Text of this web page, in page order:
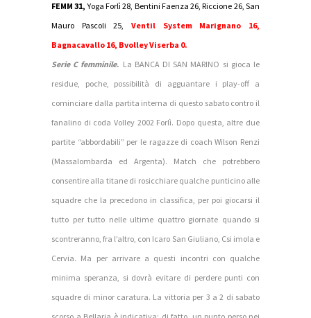
FEMM 31,Yoga Forlì 28, Bentini Faenza 26, Riccione 26, San
Mauro Pascoli 25, Ventil System Marignano 16,
Bagnacavallo 16, Bvolley Viserba 0.
Serie C femminile. La BANCA DI SAN MARINO si gioca le
residue, poche, possibilità di agguantare i play-off a
cominciare dalla partita interna di questo sabato contro il
fanalino di coda Volley 2002 Forlì. Dopo questa, altre due
partite “abbordabili” per le ragazze di coach Wilson Renzi
(Massalombarda ed Argenta). Match che potrebbero
consentire alla titane di rosicchiare qualche punticino alle
squadre che la precedono in classifica, per poi giocarsi il
tutto per tutto nelle ultime quattro giornate quando si
scontreranno, fra l’altro, con Icaro San Giuliano, Csi imola e
Cervia. Ma per arrivare a questi incontri con qualche
minima speranza, si dovrà evitare di perdere punti con
squadre di minor caratura. La vittoria per 3 a 2 di sabato